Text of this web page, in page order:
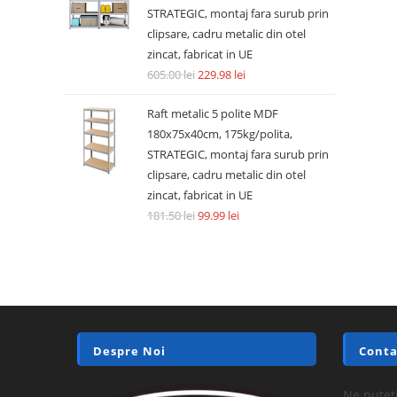
STRATEGIC, montaj fara surub prin
clipsare, cadru metalic din otel
zincat, fabricat in UE
605.00lei229.98 lei
Raft metalic 5 polite MDF
180x75x40cm, 175kg/polita,
STRATEGIC, montaj fara surub prin
clipsare, cadru metalic din otel
zincat, fabricat in UE
181.50lei99.99 lei
Despre Noi